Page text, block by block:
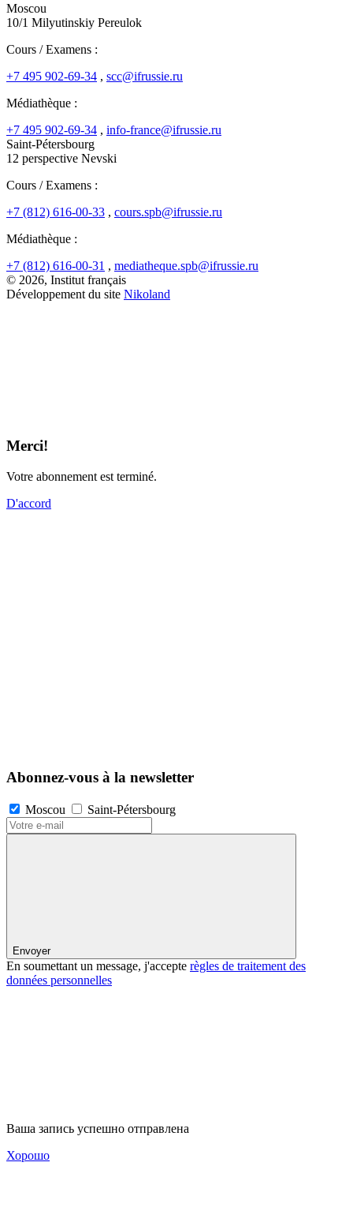
Moscou
10/1 Milyutinskiy Pereulok
Cours / Examens :
+7 495 902-69-34 , scc@ifrussie.ru
Médiathèque :
+7 495 902-69-34 , info-france@ifrussie.ru
Saint-Pétersbourg
12 perspective Nevski
Cours / Examens :
+7 (812) 616-00-33 , cours.spb@ifrussie.ru
Médiathèque :
+7 (812) 616-00-31 , mediatheque.spb@ifrussie.ru
© 2026, Institut français
Développement du site Nikoland
Merci!
Votre abonnement est terminé.
D'accord
Abonnez-vous à la newsletter
Moscou Saint-Pétersbourg
Envoyer
En soumettant un message, j'accepte règles de traitement des
données personnelles
Ваша запись успешно отправлена
Хорошо